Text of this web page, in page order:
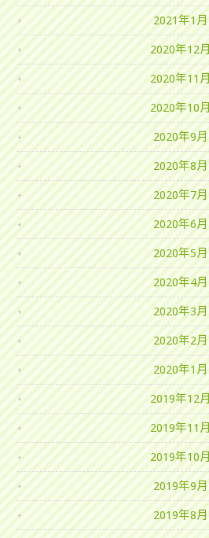
2021年1月
2020年12月
2020年11月
2020年10月
2020年9月
2020年8月
2020年7月
2020年6月
2020年5月
2020年4月
2020年3月
2020年2月
2020年1月
2019年12月
2019年11月
2019年10月
2019年9月
2019年8月